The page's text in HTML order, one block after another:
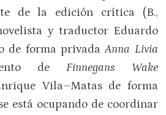
de la edición crítica (B.,
y traductor Eduardo
de forma privadaAnna Livia
de Finnegans Wake
Vila–Matas de forma
está ocupando de coordinar